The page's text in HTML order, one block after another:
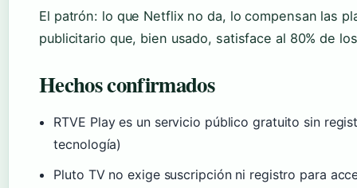
El patrón: lo que Netflix no da, lo compensan las
publicitario que, bien usado, satisface al 80% de
Hechos confirmados
RTVE Play es un servicio público gratuito sin
tecnología)
Pluto TV no exige suscripción ni registro para